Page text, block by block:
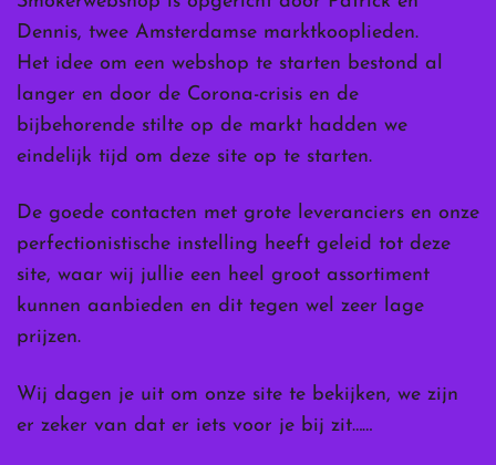
Dennis, twee Amsterdamse marktkooplieden.
Het idee om een webshop te starten bestond al
langer en door de Corona-crisis en de
bijbehorende stilte op de markt hadden we
eindelijk tijd om deze site op te starten.
De goede contacten met grote leveranciers en onze
perfectionistische instelling heeft geleid tot deze
site, waar wij jullie een heel groot assortiment
kunnen aanbieden en dit tegen wel zeer lage
prijzen.
Wij dagen je uit om onze site te bekijken, we zijn
er zeker van dat er iets voor je bij zit……